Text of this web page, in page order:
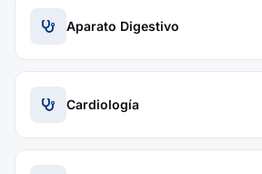
Aparato Digestivo
Cardiología